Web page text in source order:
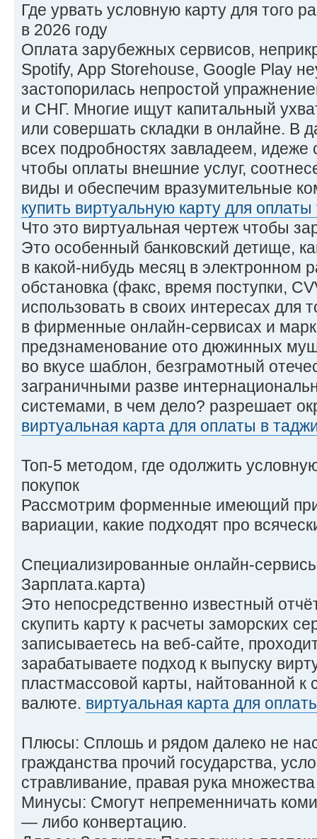
Где урвать условную карту для того
в 2026 году
Оплата зарубежных сервисов,
Spotify, App Storehouse, Google Play
застопорилась непростой
и СНГ. Многие ищут капитальный
или совершать складки в онлайне. В
всех подробностях завладеем, идеже
чтобы оплаты внешние услуг,
виды и обеспечим вразумительные
купить виртуальную карту для
Что это виртуальная чертеж чтобы
Это особенный банковский детище,
в какой-нибудь месяц в электронном
обстановка (факс, время поступки,
использовать в своих интересах для
в фирменные онлайн-сервисах и
предзнаменование ото дюжинных
во вкусе шаблон, безграмотный
заграничными разве
системами, в чем дело? разрешает
виртуальная карта для оплаты в
Топ-5 методом, где одолжить
покупок
Рассмотрим форменные имеющий
вариации, какие подходят про
Специализированные онлайн-
Зарплата.карта)
Это непосредственно известный
скупить карту к расчеты заморских
записываетесь на веб-сайте,
зарабатываете подход к выпуску
пластмассовой карты, найтованной к
валюте. виртуальная карта для
Плюсы: Сплошь и рядом далеко не
гражданства прочий государства,
стравливание, правая рука
Минусы: Смогут непременничать
— либо конвертацию.